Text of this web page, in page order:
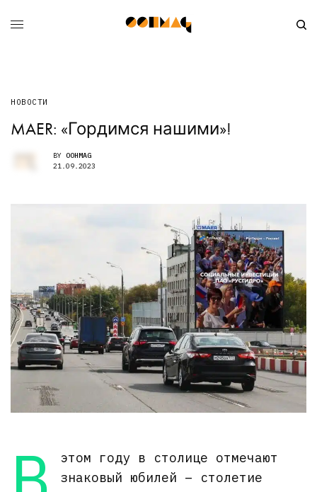
НОВОСТИ
MAER: «Гордимся нашими»!
BY OOHMAG
21.09.2023
этом году в столице отмечают
знаковый юбилей – столетие